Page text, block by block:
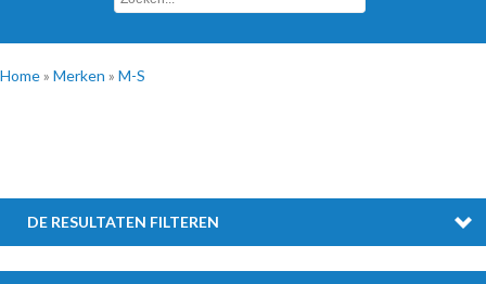
Home» Merken » M-S
DE RESULTATEN FILTEREN